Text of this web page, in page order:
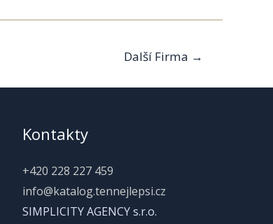
Další Firma →
Kontakty
+420 228 227 459
info@katalog.tennejlepsi.cz
SIMPLICITY AGENCY s.r.o.